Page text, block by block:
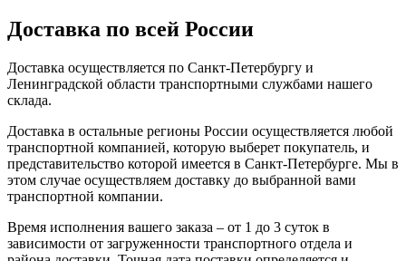
Доставка по всей России
Доставка осуществляется по Санкт-Петербургу и
Ленинградской области транспортными службами нашего
склада.
Доставка в остальные регионы России осуществляется любой
транспортной компанией, которую выберет покупатель, и
представительство которой имеется в Санкт-Петербурге. Мы в
этом случае осуществляем доставку до выбранной вами
транспортной компании.
Время исполнения вашего заказа – от 1 до 3 суток в
зависимости от загруженности транспортного отдела и